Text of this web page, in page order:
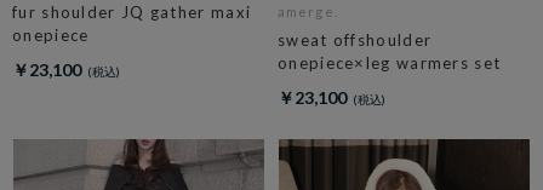
fur shoulder JQ gather maxi
onepiece
￥23,100
amerge.
sweat offshoulder
onepiece×leg warmers set
￥23,100